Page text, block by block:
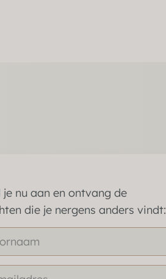
je nu aan en ontvang de
die je nergens anders vindt: